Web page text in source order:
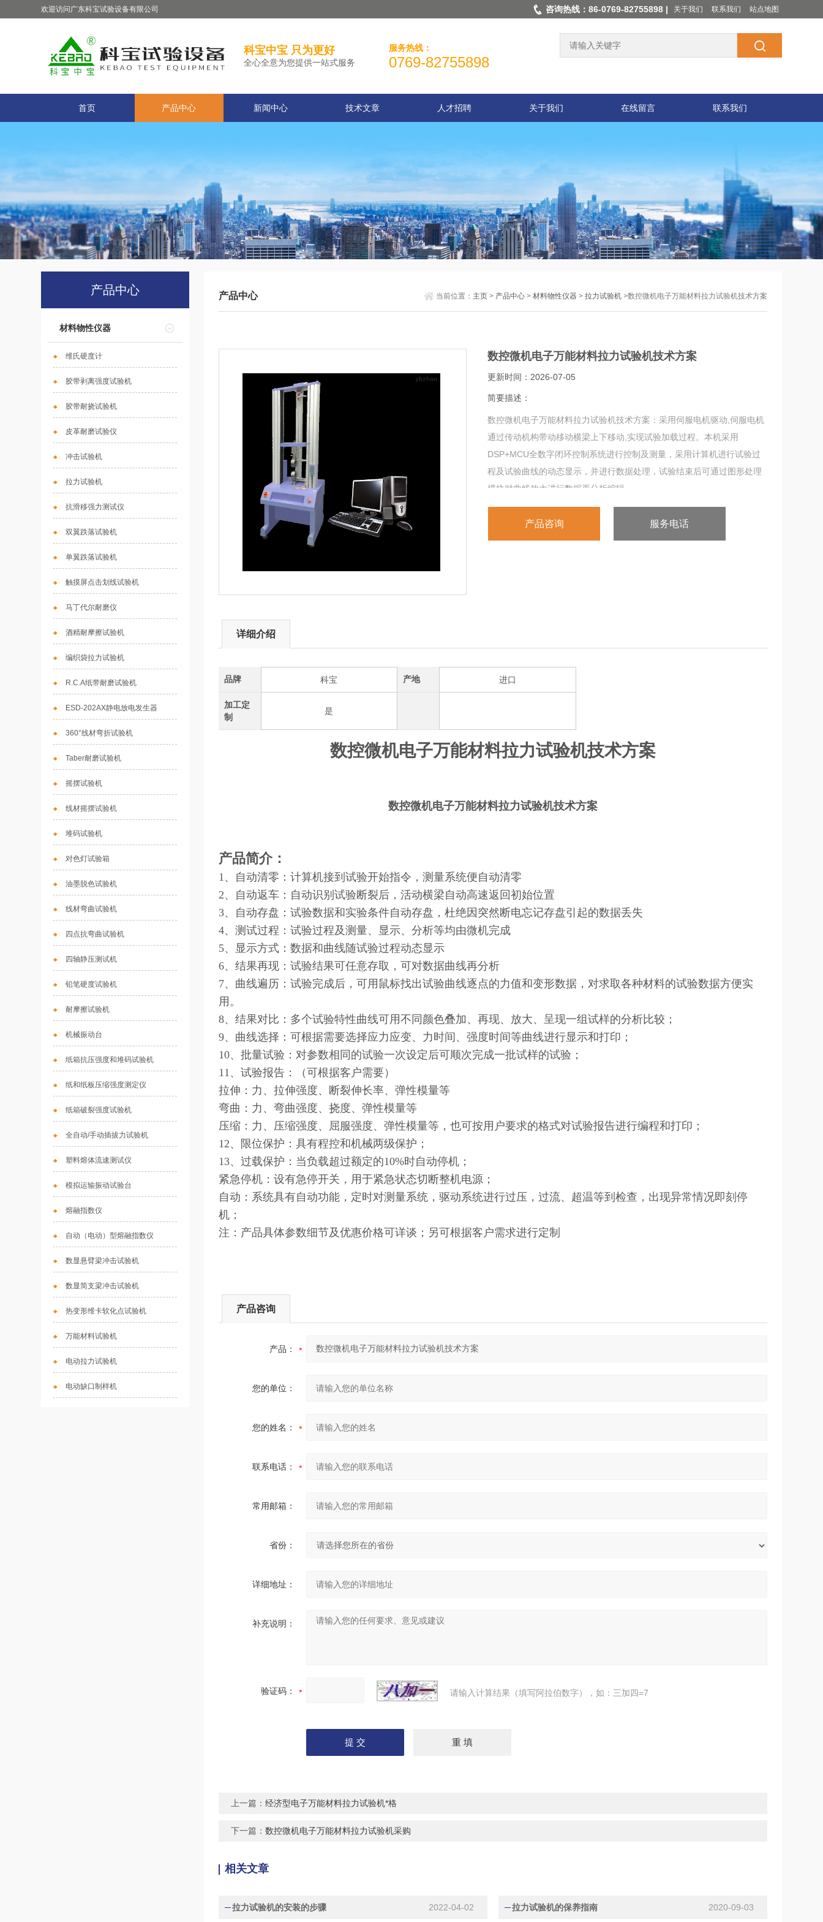
欢迎访问广东科宝试验设备有限公司 咨询热线：86-0769-82755898 | 关于我们 联系我们 站点地图
科宝中宝 只为更好
全心全意为您提供一站式服务
服务热线：
0769-82755898
首页 产品中心 新闻中心 技术文章 人才招聘 关于我们 在线留言 联系我们
产品中心
材料物性仪器
维氏硬度计
胶带剥离强度试验机
胶带耐挠试验机
皮革耐磨试验仪
冲击试验机
拉力试验机
抗滑移强力测试仪
双翼跌落试验机
单翼跌落试验机
触摸屏点击划线试验机
马丁代尔耐磨仪
酒精耐摩擦试验机
编织袋拉力试验机
R.C.A纸带耐磨试验机
ESD-202AX静电放电发生器
360°线材弯折试验机
Taber耐磨试验机
摇摆试验机
线材摇摆试验机
堆码试验机
对色灯试验箱
油墨脱色试验机
线材弯曲试验机
四点抗弯曲试验机
四轴静压测试机
铅笔硬度试验机
耐摩擦试验机
机械振动台
纸箱抗压强度和堆码试验机
纸和纸板压缩强度测定仪
纸箱破裂强度试验机
全自动/手动插拔力试验机
塑料熔体流速测试仪
模拟运输振动试验台
熔融指数仪
自动（电动）型熔融指数仪
数显悬臂梁冲击试验机
数显简支梁冲击试验机
热变形维卡软化点试验机
万能材料试验机
电动拉力试验机
电动缺口制样机
产品中心 当前位置： 主页 > 产品中心 >材料物性仪器 >拉力试验机 >数控微机电子万能材料拉力试验机技术方案
数控微机电子万能材料拉力试验机技术方案
更新时间：2026-07-05
简要描述：
数控微机电子万能材料拉力试验机技术方案：采用伺服电机驱动,伺服电机
通过传动机构带动移动横梁上下移动,实现试验加载过程。本机采用
DSP+MCU全数字闭环控制系统进行控制及测量，采用计算机进行试验过
程及试验曲线的动态显示，并进行数据处理，试验结束后可通过图形处理
模块对曲线放大进行数据再分析编辑，。
产品咨询 服务电话
详细介绍
品牌 科宝 产地 进口
加工定
制
是
数控微机电子万能材料拉力试验机技术方案
数控微机电子万能材料拉力试验机技术方案
产品简介：
1、自动清零：计算机接到试验开始指令，测量系统便自动清零
2、自动返车：自动识别试验断裂后，活动横梁自动高速返回初始位置
3、自动存盘：试验数据和实验条件自动存盘，杜绝因突然断电忘记存盘引起的数据丢失
4、测试过程：试验过程及测量、显示、分析等均由微机完成
5、显示方式：数据和曲线随试验过程动态显示
6、结果再现：试验结果可任意存取，可对数据曲线再分析
7、曲线遍历：试验完成后，可用鼠标找出试验曲线逐点的力值和变形数据，对求取各种材料的试验数据方便实
用。
8、结果对比：多个试验特性曲线可用不同颜色叠加、再现、放大、呈现一组试样的分析比较；
9、曲线选择：可根据需要选择应力应变、力时间、强度时间等曲线进行显示和打印；
10、批量试验：对参数相同的试验一次设定后可顺次完成一批试样的试验；
11、试验报告：（可根据客户需要）
拉伸：力、拉伸强度、断裂伸长率、弹性模量等
弯曲：力、弯曲强度、挠度、弹性模量等
压缩：力、压缩强度、屈服强度、弹性模量等，也可按用户要求的格式对试验报告进行编程和打印；
12、限位保护：具有程控和机械两级保护；
13、过载保护：当负载超过额定的10%时自动停机；
紧急停机：设有急停开关，用于紧急状态切断整机电源；
自动：系统具有自动功能，定时对测量系统，驱动系统进行过压，过流、超温等到检查，出现异常情况即刻停
机；
注：产品具体参数细节及优惠价格可详谈；另可根据客户需求进行定制
产品咨询
产品：
您的单位：
您的姓名：
联系电话：
常用邮箱：
省份：
详细地址：
补充说明：
验证码： 请输入计算结果（填写阿拉伯数字），如：三加四=7
上一篇： 经济型电子万能材料拉力试验机*格
下一篇： 数控微机电子万能材料拉力试验机采购
相关文章
拉力试验机的安装的步骤 2022-04-02 拉力试验机的保养指南 2020-09-03